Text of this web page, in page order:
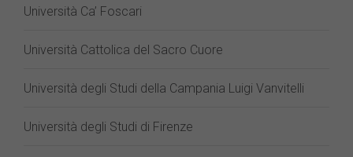
Università Ca’ Foscari
Università Cattolica del Sacro Cuore
Università degli Studi della Campania Luigi Vanvitelli
Università degli Studi di Firenze